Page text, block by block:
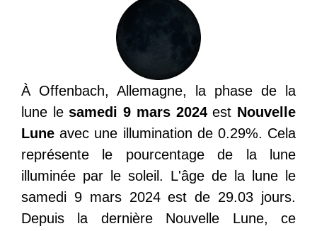
À Offenbach, Allemagne, la phase de la
lune lesamedi 9 mars 2024est Nouvelle
Lune avec une illumination de 0.29%. Cela
représente le pourcentage de la lune
illuminée par le soleil. L'âge de la lune le
samedi 9 mars 2024 est de 29.03 jours.
Depuis la dernière Nouvelle Lune, ce